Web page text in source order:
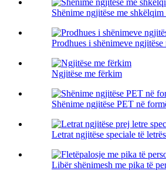
Shënime ngjitëse me
Prodhues i shënimeve
Ngjitëse me fërkim
Shënime ngjitëse PET në
Letrat ngjitëse speciale të
Libër shënimesh me pika të